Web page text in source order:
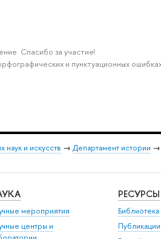
Спасибо за участие!
и пунктуационных
наук и искусств → Департамент истории →
мероприятия
центры и
РЕСУРСЫ
Библиотека
Публикации